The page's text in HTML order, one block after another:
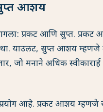
आशय
प्रकट आणि सुप्त.
याउलट, सुप्त आशय म्हणजे
जो मनाने अधिक
आहे. प्रकट आशय